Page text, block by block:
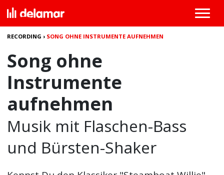
RECORDING › SONG OHNE INSTRUMENTE AUFNEHMEN
Song ohne
Instrumente
aufnehmen
Musik mit Flaschen-Bass
und Bürsten-Shaker